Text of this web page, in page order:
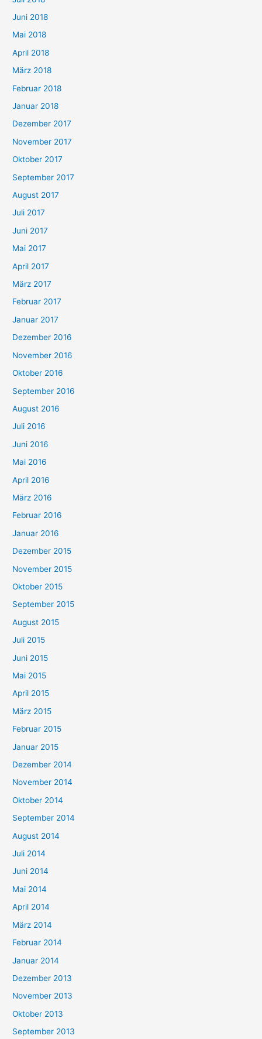
Juni 2018
Mai 2018
April 2018
März 2018
Februar 2018
Januar 2018
Dezember 2017
November 2017
Oktober 2017
September 2017
August 2017
Juli 2017
Juni 2017
Mai 2017
April 2017
März 2017
Februar 2017
Januar 2017
Dezember 2016
November 2016
Oktober 2016
September 2016
August 2016
Juli 2016
Juni 2016
Mai 2016
April 2016
März 2016
Februar 2016
Januar 2016
Dezember 2015
November 2015
Oktober 2015
September 2015
August 2015
Juli 2015
Juni 2015
Mai 2015
April 2015
März 2015
Februar 2015
Januar 2015
Dezember 2014
November 2014
Oktober 2014
September 2014
August 2014
Juli 2014
Juni 2014
Mai 2014
April 2014
März 2014
Februar 2014
Januar 2014
Dezember 2013
November 2013
Oktober 2013
September 2013